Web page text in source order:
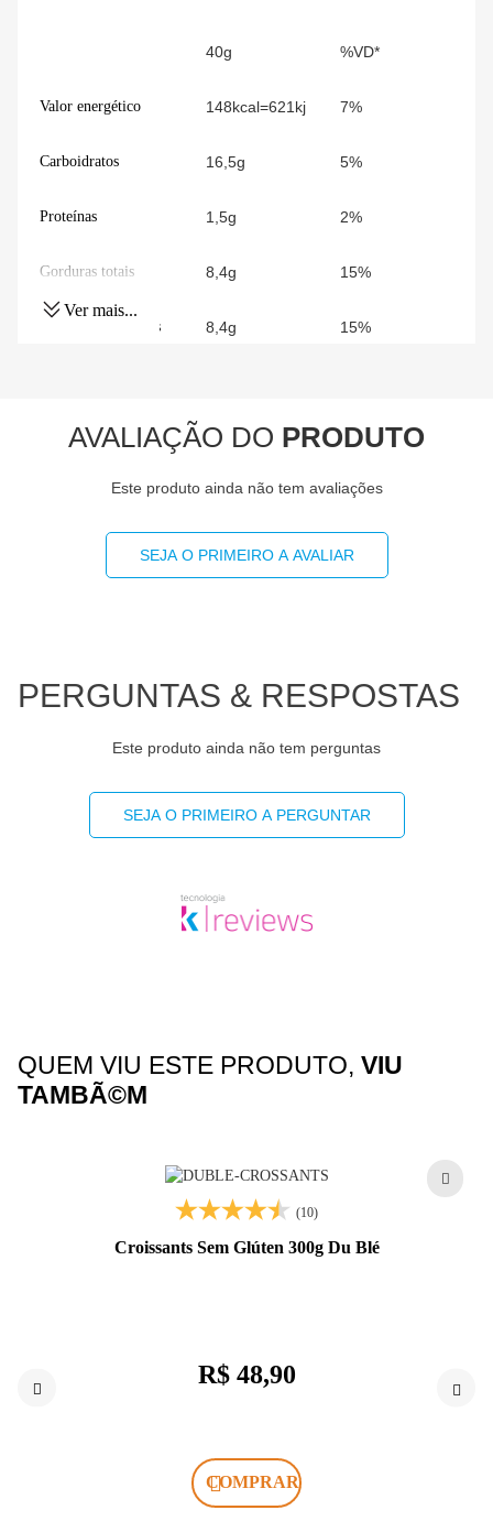
40g %VD*
Valor energético 148kcal=621kj 7%
Carboidratos 16,5g 5%
Proteínas 1,5g 2%
Gorduras totais 8,4g 15%
Gorduras Saturadas 8,4g 15%
Fibra alimentar 0,6g 2%
121mg 5%
(*) Valores diários com base em uma dieta de 2000 kcal
(**) Valores diários não estabelecidos.
Ver mais...
AVALIAÇÃO DO PRODUTO
Este produto ainda não tem avaliações
SEJA O PRIMEIRO A AVALIAR
PERGUNTAS & RESPOSTAS
Este produto ainda não tem perguntas
SEJA O PRIMEIRO A PERGUNTAR
QUEM VIU ESTE PRODUTO, VIU
TAMBÃ©M
(10)
Croissants Sem Glúten 300g Du Blé
R$ 48,90
COMPRAR